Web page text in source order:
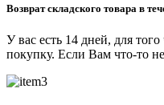
Возврат складского товара в
У вас есть 14 дней, для
покупку. Если Вам что-то